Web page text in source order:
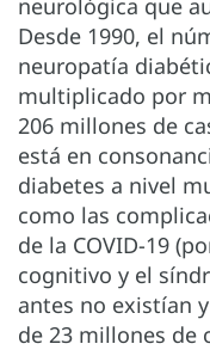
neurológica que
Desde 1990, el
neuropatía
multiplicado por
206 millones de
está en
diabetes a nivel
como las
de la COVID-19
cognitivo y el
antes no existían
de 23 millones de